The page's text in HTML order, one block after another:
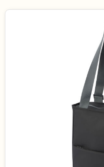
Duurzame keuzes
Made in Europe
Bestsellers